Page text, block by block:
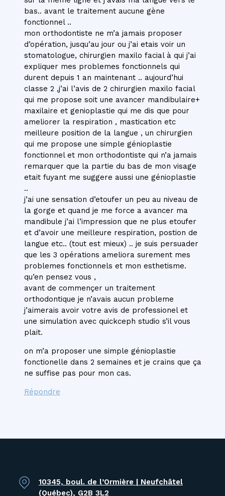
bas.. avant le traitement aucune gène
fonctionnel ..
mon orthodontiste ne m’a jamais proposer
d’opération, jusqu’au jour ou j’ai etais voir un
stomatologue, chirurgien maxilo facial à qui j’ai
expliquer mes problemes fonctionnels qui
durent depuis 1 an maintenant .. aujourd’hui
classe 2 ,j’ai l’avis de 2 chirurgien maxilo facial
qui me propose soit une avancer mandibulaire+
maxilaire et genioplastie qui me dis que pour
ameliorer la respiration , mastication etc
meilleure position de la langue , un chirurgien
qui me propose une simple génioplastie
fonctionnel et mon orthodontiste qui n’a jamais
remarquer que la partie du bas de mon visage
etait fuyant me suggere aussi une génioplastie
..
j’ai une sensation d’etoufer un peu au niveau de
la gorge et quand je me force a avancer ma
mandibule j’ai l’impression que ne plus etoufer
et d’avoir une meilleure respiration, postion de
langue etc.. (tout est mieux) .. je suis persuader
que les 3 opérations ameliora surement mes
problemes fonctionnels et mon esthetisme.
qu’en pensez vous ,
avant de commençer un traitement
orthodontique je n’avais aucun probleme
j’aimerais avoir votre avis de professionel et
une simulation avec quickceph studio s’il vous
plait.
on m’a proposer une simple génioplastie
fonctionelle dans 2 semaines et je crains que ça
ne suffise pas pour mon cas.
Répondre
10345, boul. de l’Ormière | Neufchâtel
(Québec), G2B 3L2